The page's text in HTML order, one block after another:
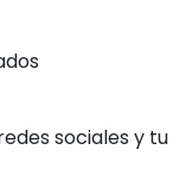
sociales y tu